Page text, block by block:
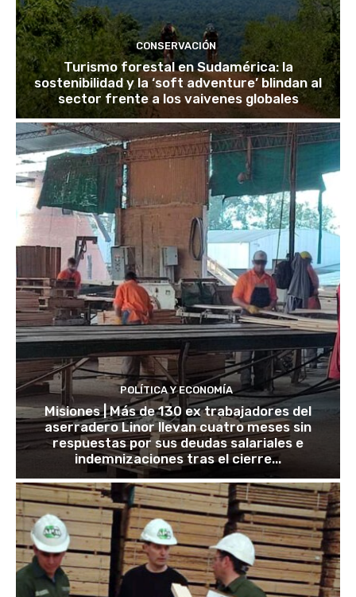
CONSERVACIÓN
Turismo forestal en Sudamérica: la
sostenibilidad y la ‘soft adventure’ blindan al
sector frente a los vaivenes globales
POLÍTICA Y ECONOMÍA
Misiones | Más de 130 ex trabajadores del
aserradero Linor llevan cuatro meses sin
respuestas por sus deudas salariales e
indemnizaciones tras el cierre...